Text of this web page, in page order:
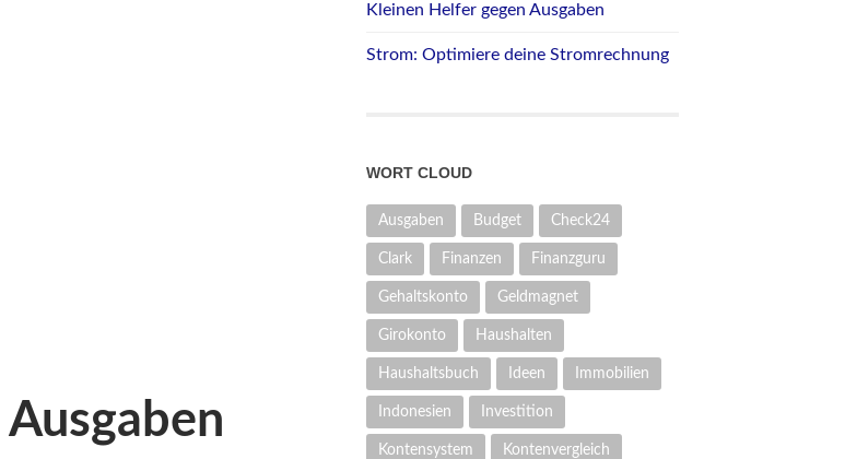
Kleinen Helfer gegen Ausgaben
Strom: Optimiere deine Stromrechnung
WORT CLOUD
Ausgaben Budget Check24
Clark Finanzen Finanzguru
Gehaltskonto Geldmagnet
Girokonto Haushalten
Haushaltsbuch Ideen Immobilien
Indonesien Investition
Kontensystem Kontenvergleich